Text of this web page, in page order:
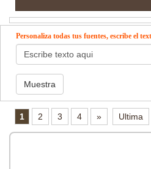
Personaliza todas tus fuentes, escribe el
1 2 3 4 » Ultima